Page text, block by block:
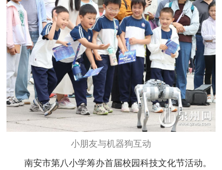
小朋友与机器狗互动
南安市第八小学筹办首届校园科技文化节活动。